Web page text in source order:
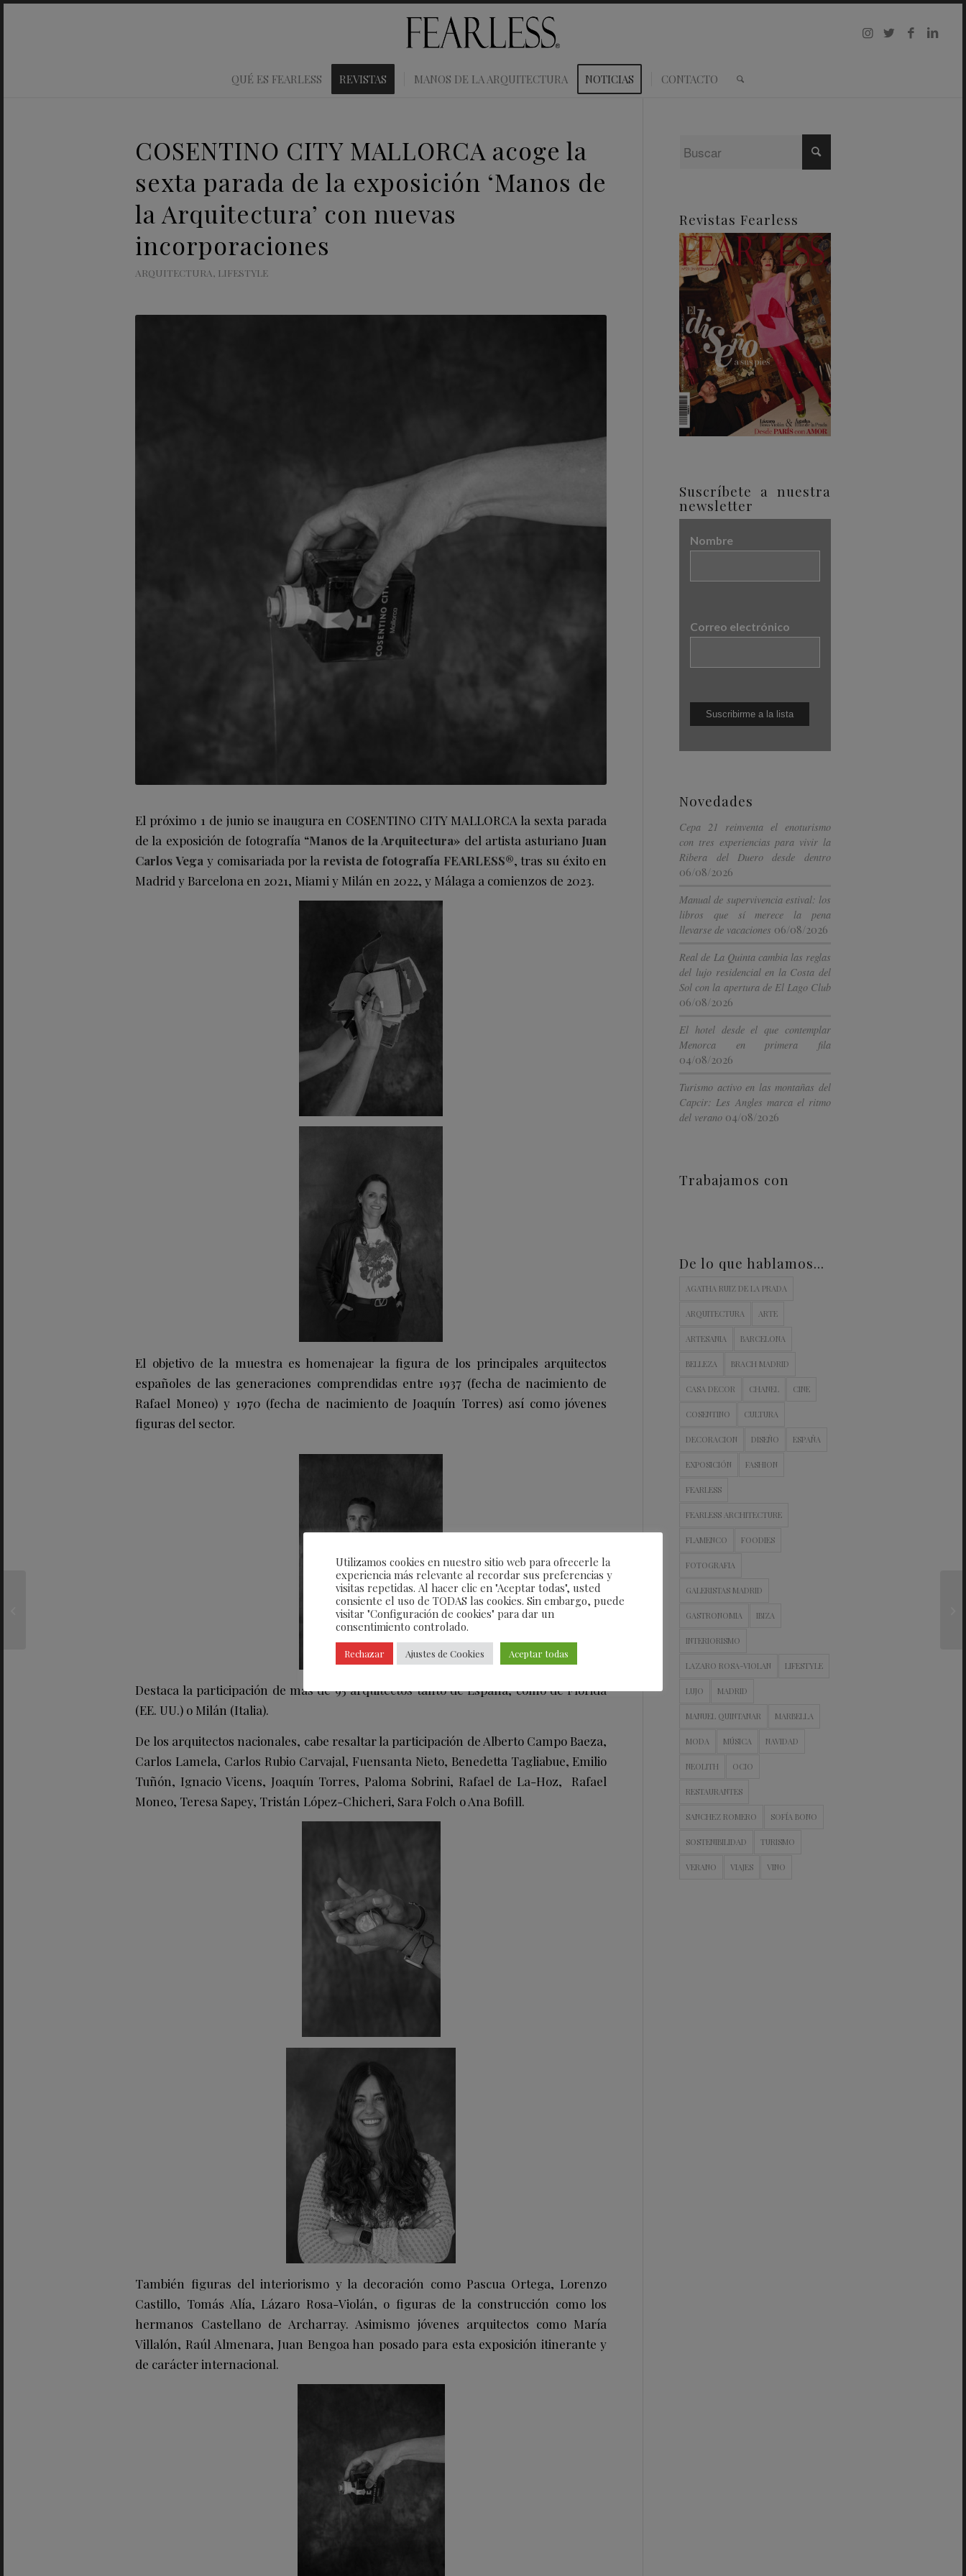
QUÉ ES FEARLESS REVISTAS MANOS DE LA ARQUITECTURA NOTICIAS CONTACTO
COSENTINO CITY MALLORCA acoge la
sexta parada de la exposición ‘Manos de
la Arquitectura’ con nuevas
incorporaciones
ARQUITECTURA, LIFESTYLE
El próximo 1 de junio se inaugura en COSENTINO CITY MALLORCA la sexta parada
de la exposición de fotografía “Manos de la Arquitectura» del artista asturiano Juan
Carlos Vega y comisariada por la revista de fotografía FEARLESS®, tras su éxito en
Madrid y Barcelona en 2021, Miami y Milán en 2022, y Málaga a comienzos de 2023.
El objetivo de la muestra es homenajear la figura de los principales arquitectos
españoles de las generaciones comprendidas entre 1937 (fecha de nacimiento de
Rafael Moneo) y 1970 (fecha de nacimiento de Joaquín Torres) así como jóvenes
figuras del sector.
Destaca la participación de más de 95 arquitectos tanto de España, como de Florida
(EE. UU.) o Milán (Italia).
De los arquitectos nacionales, cabe resaltar la participación de Alberto Campo Baeza,
Carlos Lamela, Carlos Rubio Carvajal, Fuensanta Nieto, Benedetta Tagliabue, Emilio
Tuñón, Ignacio Vicens, Joaquín Torres, Paloma Sobrini, Rafael de La-Hoz, Rafael
Moneo, Teresa Sapey, Tristán López-Chicheri, Sara Folch o Ana Bofill.
También figuras del interiorismo y la decoración como Pascua Ortega, Lorenzo
Castillo, Tomás Alía, Lázaro Rosa-Violán, o figuras de la construcción como los
hermanos Castellano de Archarray. Asimismo jóvenes arquitectos como María
Villalón, Raúl Almenara, Juan Bengoa han posado para esta exposición itinerante y
de carácter internacional.
Revistas Fearless
Suscríbete a nuestra
newsletter
Nombre
Correo electrónico
Novedades
Cepa 21 reinventa el enoturismo
con tres experiencias para vivir la
Ribera del Duero desde dentro
06/08/2026
Manual de supervivencia estival: los
libros que sí merece la pena
llevarse de vacaciones 06/08/2026
Real de La Quinta cambia las reglas
del lujo residencial en la Costa del
Sol con la apertura de El Lago Club
06/08/2026
El hotel desde el que contemplar
Menorca en primera fila
04/08/2026
Turismo activo en las montañas del
Capcir: Les Angles marca el ritmo
del verano 04/08/2026
Trabajamos con
De lo que hablamos…
AGATHA RUIZ DE LA PRADA
ARQUITECTURA ARTE
ARTESANIA BARCELONA
BELLEZA BRACH MADRID
CASA DECOR CHANEL CINE
COSENTINO CULTURA
DECORACION DISEÑO ESPAÑA
EXPOSICIÓN FASHION
FEARLESS
FEARLESS ARCHITECTURE
FLAMENCO FOODIES
FOTOGRAFIA
GALERISTAS MADRID
GASTRONOMIA IBIZA
INTERIORISMO
LAZARO ROSA-VIOLAN LIFESTYLE
LUJO MADRID
MANUEL QUINTANAR MARBELLA
MODA MÚSICA NAVIDAD
NEOLITH OCIO
RESTAURANTES
SANCHEZ ROMERO SOFÍA BONO
SOSTENIBILIDAD TURISMO
VERANO VIAJES VINO
Utilizamos cookies en nuestro sitio web para ofrecerle la
experiencia más relevante al recordar sus preferencias y
visitas repetidas. Al hacer clic en "Aceptar todas", usted
consiente el uso de TODAS las cookies. Sin embargo, puede
visitar "Configuración de cookies" para dar un
consentimiento controlado.
Rechazar Ajustes de Cookies Aceptar todas